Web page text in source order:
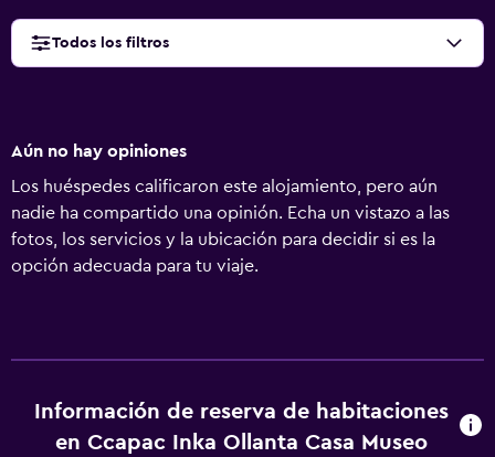
Todos los filtros
Aún no hay opiniones
Los huéspedes calificaron este alojamiento, pero aún
nadie ha compartido una opinión. Echa un vistazo a las
fotos, los servicios y la ubicación para decidir si es la
opción adecuada para tu viaje.
Información de reserva de habitaciones
en Ccapac Inka Ollanta Casa Museo